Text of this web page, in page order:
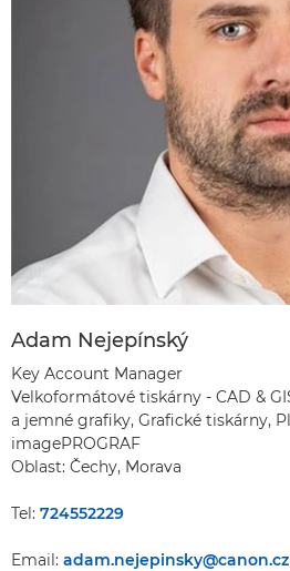
Adam Nejepínský
Key Account Manager
Velkoformátové tiskárny - CAD &
a jemné grafiky, Grafické tiskárny,
imagePROGRAF
Oblast: Čechy, Morava
Tel: 724552229
Email: adam.nejepinsky@canon.cz